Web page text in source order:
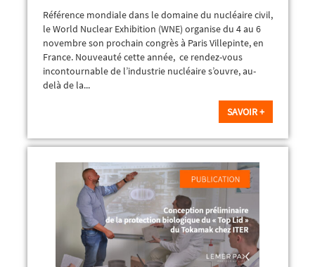
Référence mondiale dans le domaine du nucléaire civil,
le World Nuclear Exhibition (WNE) organise du 4 au 6
novembre son prochain congrès à Paris Villepinte, en
France. Nouveauté cette année, ce rendez-vous
incontournable de l’industrie nucléaire s’ouvre, au-
delà de la...
SAVOIR +